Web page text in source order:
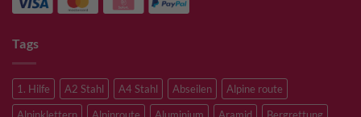
Tags
1. Hilfe A2 Stahl A4 Stahl Abseilen
Alpine route